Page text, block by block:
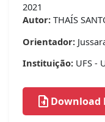
2021
Autor:THAÍS
Orientador:
Instituição:UFS -
Download